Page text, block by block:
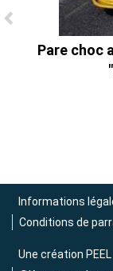
Ligne
Tube en
Pare choc
Informations
Conditions de
Une création